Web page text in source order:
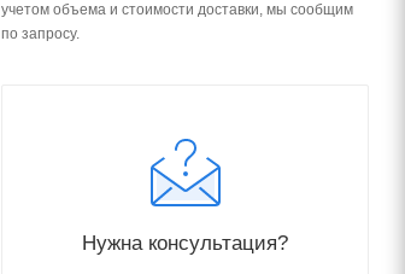
учетом объема и стоимости доставки, мы сообщим
по запросу.
Нужна консультация?